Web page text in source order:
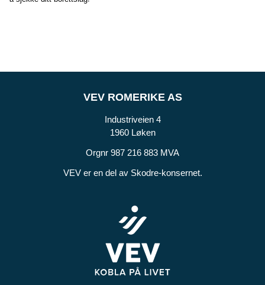
VEV ROMERIKE AS
Industriveien 4
1960 Løken
Orgnr 987 216 883 MVA
VEV er en del av Skodre-konsernet.